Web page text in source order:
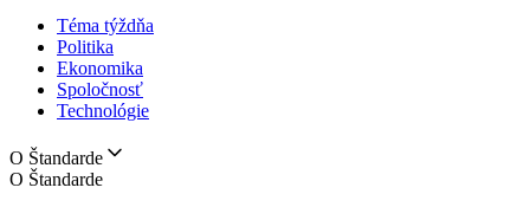
Téma týždňa
Politika
Ekonomika
Spoločnosť
Technológie
O Štandarde
O Štandarde